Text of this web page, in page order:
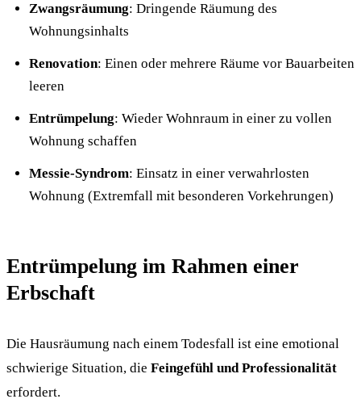
Zwangsräumung: Dringende Räumung des
Wohnungsinhalts
Renovation: Einen oder mehrere Räume vor Bauarbeiten
leeren
Entrümpelung: Wieder Wohnraum in einer zu vollen
Wohnung schaffen
Messie-Syndrom: Einsatz in einer verwahrlosten
Wohnung (Extremfall mit besonderen Vorkehrungen)
Entrümpelung im Rahmen einer
Erbschaft
Die Hausräumung nach einem Todesfall ist eine emotional
schwierige Situation, die Feingefühl und Professionalität
erfordert.